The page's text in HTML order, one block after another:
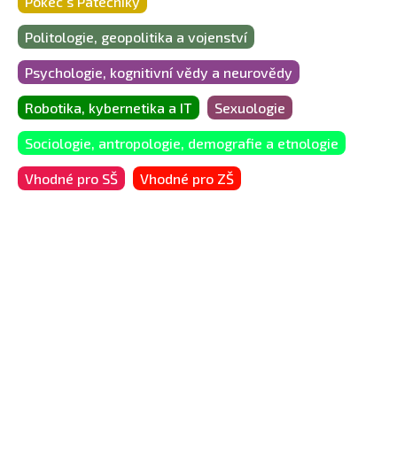
Politologie, geopolitika a vojenství
Psychologie, kognitivní vědy a neurovědy
Robotika, kybernetika a IT Sexuologie
Sociologie, antropologie, demografie a etnologie
Vhodné pro SŠ Vhodné pro ZŠ